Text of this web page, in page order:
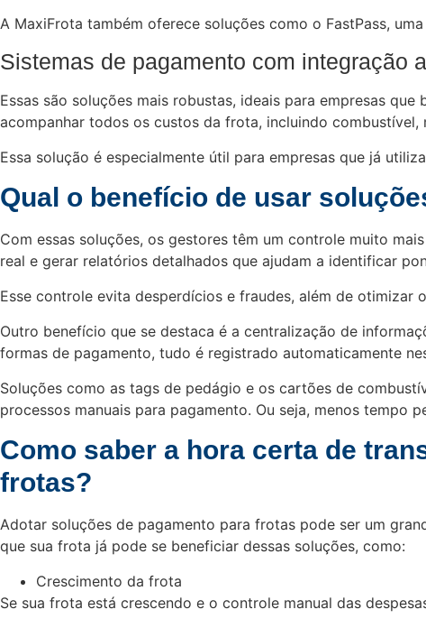
A MaxiFrota também oferece soluções como o FastPass,
Sistemas de pagamento com integração
Essas são soluções mais robustas, ideais para empresas
acompanhar todos os custos da frota, incluindo
Essa solução é especialmente útil para empresas que já
Qual o benefício de usar
Com essas soluções, os gestores têm um controle muito
real e gerar relatórios detalhados que ajudam a identificar
Esse controle evita desperdícios e fraudes, além de otimizar
Outro benefício que se destaca é a centralização de
formas de pagamento, tudo é registrado automaticamente
Soluções como as tags de pedágio e os cartões de
processos manuais para pagamento. Ou seja, menos tempo
Como saber a hora certa de
frotas?
Adotar soluções de pagamento para frotas pode ser um
que sua frota já pode se beneficiar dessas soluções, como:
Crescimento da frota
Se sua frota está crescendo e o controle manual das